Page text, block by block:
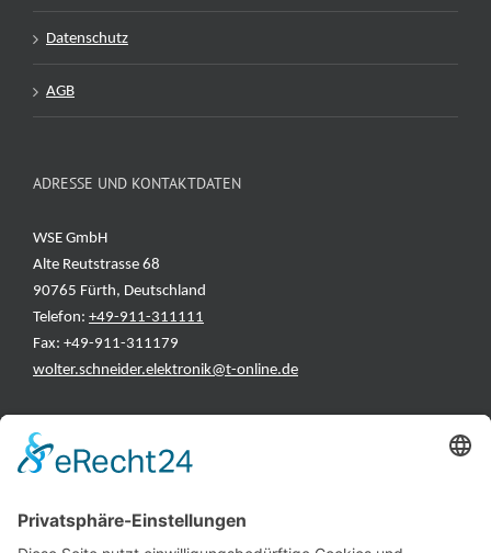
Datenschutz
AGB
ADRESSE UND KONTAKTDATEN
WSE GmbH
Alte Reutstrasse 68
90765 Fürth, Deutschland
Telefon: +49-911-311111
Fax: +49-911-311179
wolter.schneider.elektronik@t-online.de
INFORMATIONEN